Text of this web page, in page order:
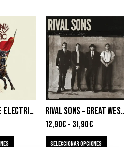
IMPERIAL STATE ELECTRIC – POP WAR RIVAL SONS –
12,90€ - 31,90€
SELECCIONAR OPCIONES